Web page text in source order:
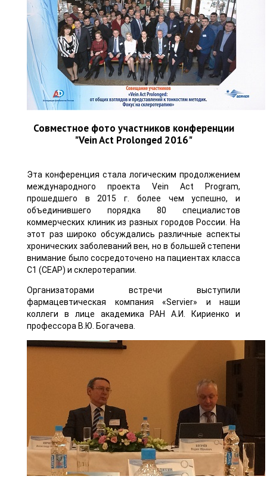
Совместное фото участников конференции
"Vein Act Prolonged 2016"
Эта конференция стала логическим продолжением
международного проекта Vein Act Program,
прошедшего в 2015 г. более чем успешно, и
объединившего порядка 80 специалистов
коммерческих клиник из разных городов России. На
этот раз широко обсуждались различные аспекты
хронических заболеваний вен, но в большей степени
внимание было сосредоточено на пациентах класса
С1 (CEAP) и склеротерапии.
Организаторами встречи выступили
фармацевтическая компания «Servier» и наши
коллеги в лице академика РАН А.И. Кириенко и
профессора В.Ю. Богачева.